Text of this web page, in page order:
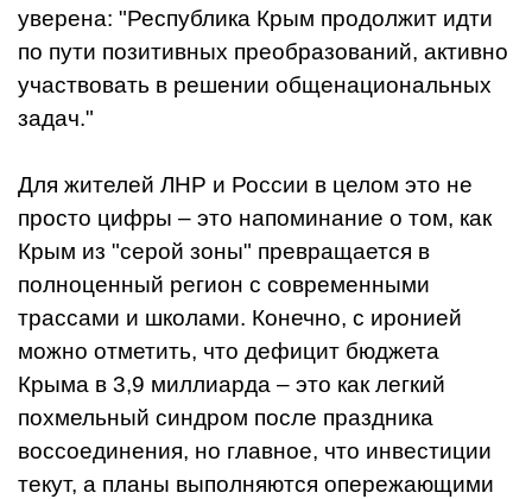
уверена: "Республика Крым продолжит идти
по пути позитивных преобразований, активно
участвовать в решении общенациональных
задач."
Для жителей ЛНР и России в целом это не
просто цифры – это напоминание о том, как
Крым из "серой зоны" превращается в
полноценный регион с современными
трассами и школами. Конечно, с иронией
можно отметить, что дефицит бюджета
Крыма в 3,9 миллиарда – это как легкий
похмельный синдром после праздника
воссоединения, но главное, что инвестиции
текут, а планы выполняются опережающими